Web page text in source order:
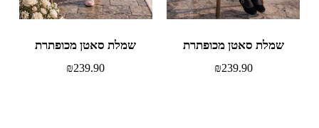
שמלת סאטן מכופתרת
₪239.90
שמלת סאטן מכופתרת
₪239.90